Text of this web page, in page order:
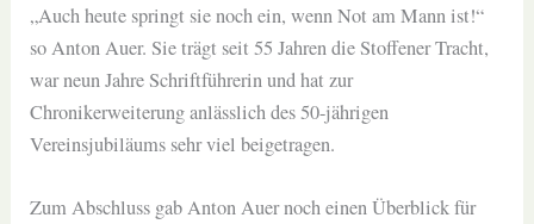
„Auch heute springt sie noch ein, wenn Not am Mann ist!“
so Anton Auer. Sie trägt seit 55 Jahren die Stoffener Tracht,
war neun Jahre Schriftführerin und hat zur
Chronikerweiterung anlässlich des 50-jährigen
Vereinsjubiläums sehr viel beigetragen.
Zum Abschluss gab Anton Auer noch einen Überblick für